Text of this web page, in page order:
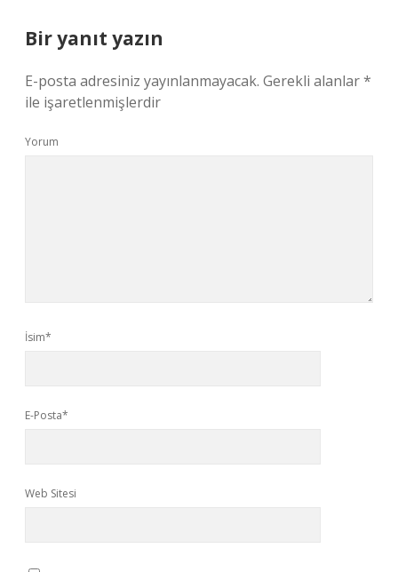
Bir yanıt yazın
E-posta adresiniz yayınlanmayacak. Gerekli alanlar*
ile işaretlenmişlerdir
Yorum
İsim*
E-Posta*
Web Sitesi